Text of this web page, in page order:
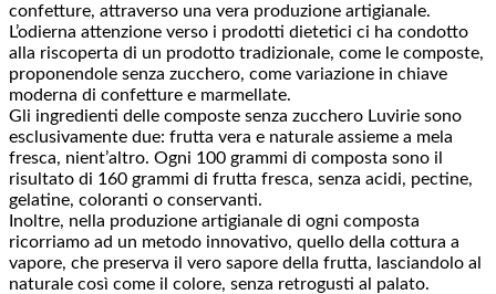
confetture, attraverso una vera produzione artigianale.
L’odierna attenzione verso i prodotti dietetici ci ha condotto
alla riscoperta di un prodotto tradizionale, come le composte,
proponendole senza zucchero, come variazione in chiave
moderna di confetture e marmellate.
Gli ingredienti delle composte senza zucchero Luvirie sono
esclusivamente due: frutta vera e naturale assieme a mela
fresca, nient’altro. Ogni 100 grammi di composta sono il
risultato di 160 grammi di frutta fresca, senza acidi, pectine,
gelatine, coloranti o conservanti.
Inoltre, nella produzione artigianale di ogni composta
ricorriamo ad un metodo innovativo, quello della cottura a
vapore, che preserva il vero sapore della frutta, lasciandolo al
naturale così come il colore, senza retrogusti al palato.